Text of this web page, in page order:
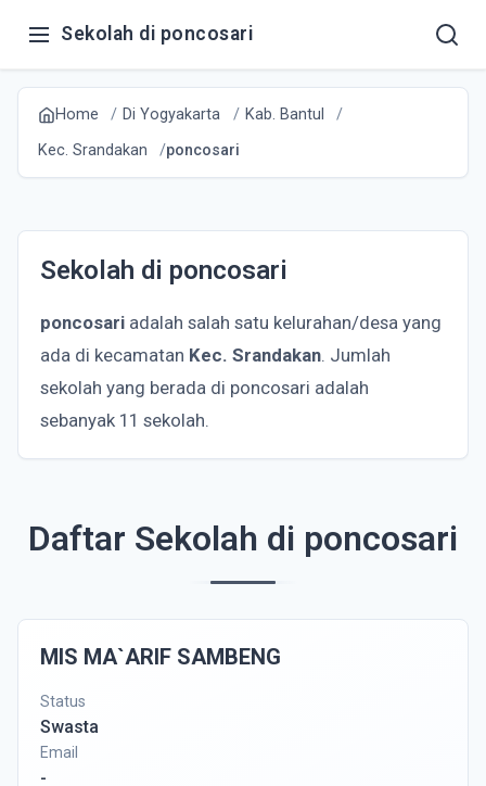
Sekolah di poncosari
Home Di Yogyakarta
Kab. Bantul
Kec. Srandakan
poncosari
Sekolah di poncosari
poncosari adalah salah satu kelurahan/desa yang
ada di kecamatan Kec. Srandakan. Jumlah
sekolah yang berada di poncosari adalah
sebanyak 11 sekolah.
Daftar Sekolah di poncosari
MIS MA`ARIF SAMBENG
Status
Swasta
Email
-